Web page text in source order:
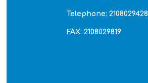
Telephone: 2108029428
FAX: 2108029819